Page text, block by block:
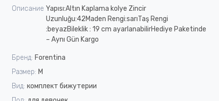
Описание Yapısı:Altın Kaplama kolye Zincir
Uzunluğu:42Maden Rengi:sarıTaş Rengi
:beyazBileklik : 19 cm ayarlanabilirHediye Paketinde
– Aynı Gün Kargo
Бренд: Forentina
Размер: M
Вид: комплект бижутерии